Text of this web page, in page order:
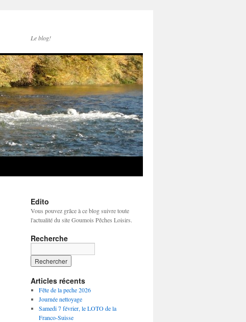
Le blog!
Edito
Vous pouvez grâce à ce blog suivre toute
l'actualité du site Goumois Pêches Loisirs.
Recherche
Articles récents
Fête de la peche 2026
Journée nettoyage
Samedi 7 février, le LOTO de la
Franco-Suisse